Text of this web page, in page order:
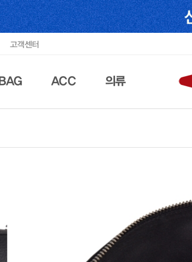
고객센터
BAG ACC 의류